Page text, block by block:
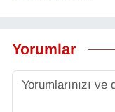
Yorumlar